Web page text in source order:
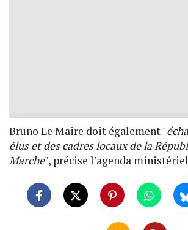
Bruno Le Maire doit également "
élus et des cadres locaux de la
Marche", précise l’agenda